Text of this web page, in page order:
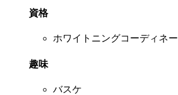
資格
ホワイトニングコーディネ
趣味
バスケ